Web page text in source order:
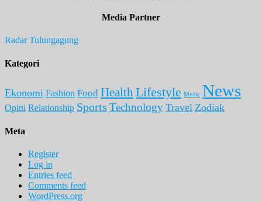
Media Partner
Radar Tulungagung
Kategori
Ekonomi Fashion Food Health Lifestyle Music News
Opini Relationship Sports Technology Travel Zodiak
Meta
Register
Log in
Entries feed
Comments feed
WordPress.org